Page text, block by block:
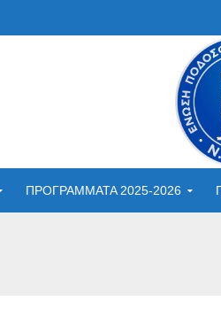
ΠΡΟΓΡΑΜΜΑΤΑ 2025-2026